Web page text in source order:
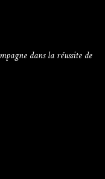
dans la réussite de